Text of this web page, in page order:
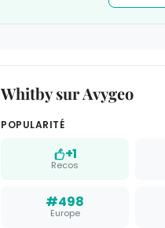
Whitby sur Avygeo
POPULARITÉ
+1
Recos
#498
Europe